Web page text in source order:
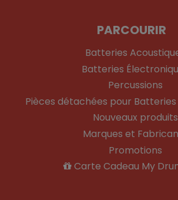
PARCOURIR
Batteries
Batteries
Percussions
Pièces détachées pour
Nouveaux produits
Marques et
Promotions
Carte Cadeau My